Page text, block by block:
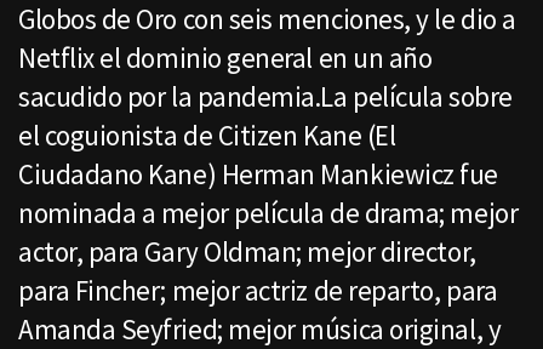
Globos de Oro con seis menciones, y le dio a
Netflix el dominio general en un año
sacudido por la pandemia.La película sobre
el coguionista de Citizen Kane (El
Ciudadano Kane) Herman Mankiewicz fue
nominada a mejor película de drama; mejor
actor, para Gary Oldman; mejor director,
para Fincher; mejor actriz de reparto, para
Amanda Seyfried; mejor música original, y